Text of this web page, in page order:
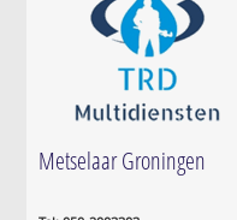
Metselaar Groningen